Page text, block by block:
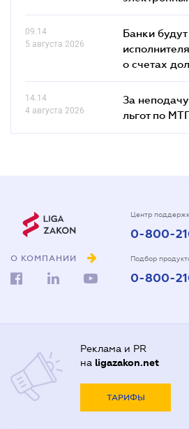
09.14
5 августа 2026
Банки
о счетах
14.14
4 августа 2026
За
льгот по
О КОМПАНИИ
Центр
0-800-
Подбор
0-800-
Реклама и PR
на ligazakon.net
ТАРИФЫ